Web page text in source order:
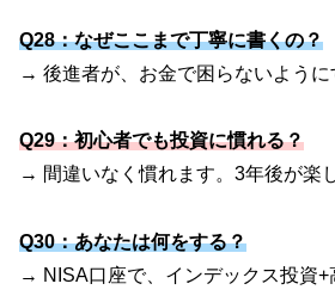
Q28：なぜここまで丁寧に書くの？
→ 後進者が、お金で困らないように
Q29：初心者でも投資に慣れる？
→ 間違いなく慣れます。3年後が楽
Q30：あなたは何をする？
→ NISA口座で、インデックス投資+